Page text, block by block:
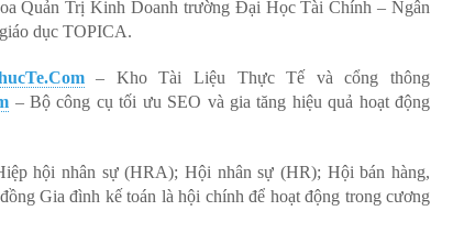
Quản Trị Kinh Doanh trường Đại Học Tài Chính – Ngân
dục TOPICA.
– Kho Tài Liệu Thực Tế và cổng thông
– Bộ công cụ tối ưu SEO và gia tăng hiệu quả hoạt động
hội nhân sự (HRA); Hội nhân sự (HR); Hội bán hàng,
Gia đình kế toán là hội chính để hoạt động trong cương